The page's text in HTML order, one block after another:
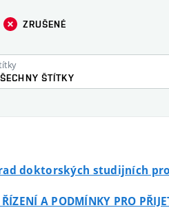
ZRUŠENÉ
ŠTÍTKY
doktorských studijních
A PODMÍNKY PRO